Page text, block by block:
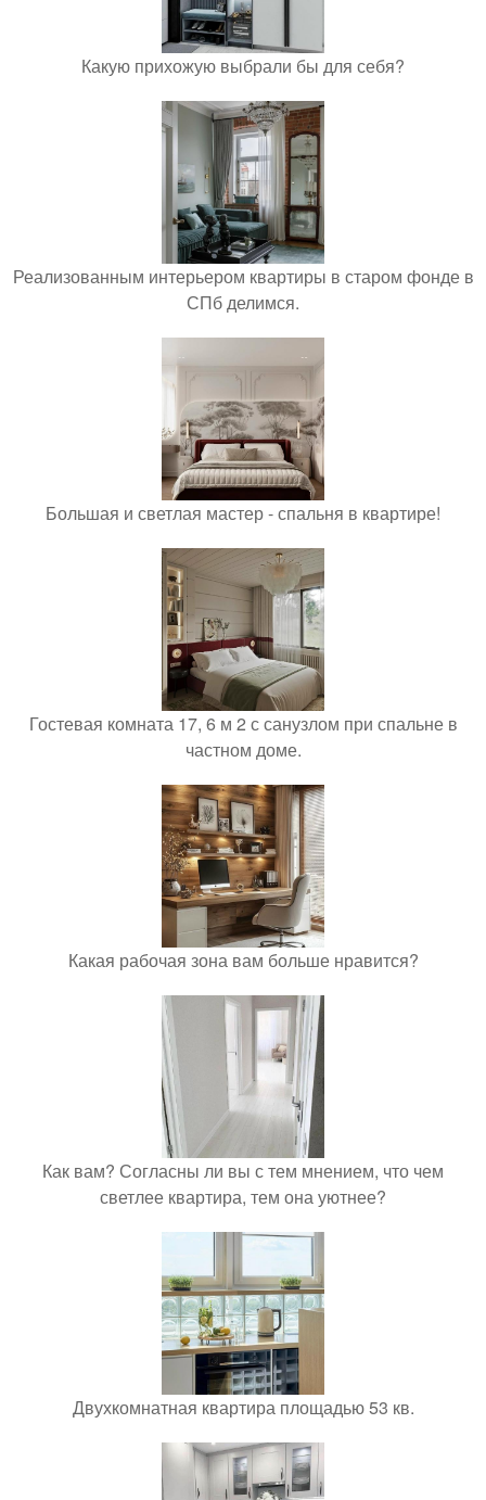
Какую прихожую выбрали бы для себя?
Реализованным интерьером квартиры в старом фонде в
СПб делимся.
Большая и светлая мастер - спальня в квартире!
Гостевая комната 17, 6 м 2 с санузлом при спальне в
частном доме.
Какая рабочая зона вам больше нравится?
Как вам? Согласны ли вы с тем мнением, что чем
светлее квартира, тем она уютнее?
Двухкомнатная квартира площадью 53 кв.